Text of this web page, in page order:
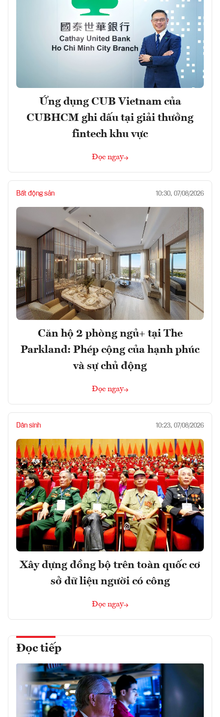
Ứng dụng CUB Vietnam của
CUBHCM ghi dấu tại giải thưởng
fintech khu vực
Đọc ngay
Bất động sản 10:30, 07/08/2026
Căn hộ 2 phòng ngủ+ tại The
Parkland: Phép cộng của hạnh phúc
và sự chủ động
Đọc ngay
Dân sinh 10:23, 07/08/2026
Xây dựng đồng bộ trên toàn quốc cơ
sở dữ liệu người có công
Đọc ngay
Đọc tiếp